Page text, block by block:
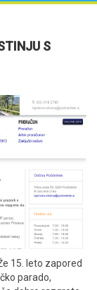
S
15. leto zapored
parado,